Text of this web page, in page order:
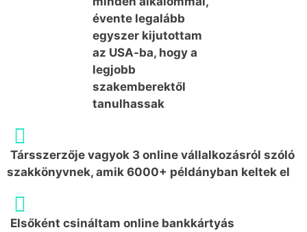
évente legalább
egyszer kijutottam
az USA-ba, hogy a
legjobb
szakemberektől
tanulhassak
Társszerzője vagyok 3 online vállalkozásról szóló
szakkönyvnek, amik 6000+ példányban keltek el
Elsőként csináltam online bankkártyás